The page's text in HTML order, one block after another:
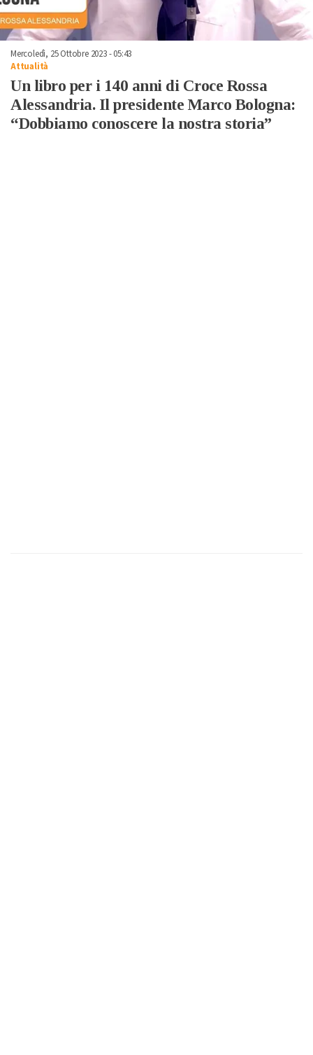
Mercoledì, 25 Ottobre 2023 - 05:43
Attualità
Un libro per i 140 anni di Croce Rossa
Alessandria. Il presidente Marco Bologna:
“Dobbiamo conoscere la nostra storia”